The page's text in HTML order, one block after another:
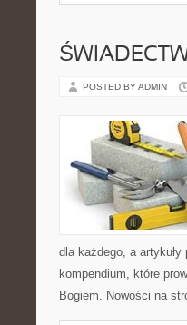
POSTED BY ADMIN
dla każdego, a
kompendium, które
Bogiem. Nowości na